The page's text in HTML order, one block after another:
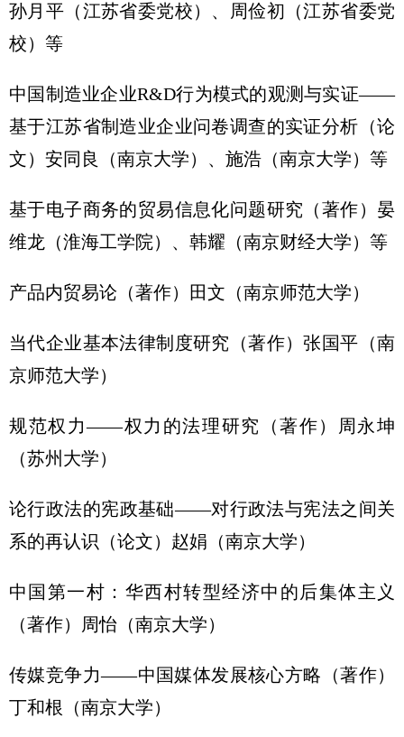
孙月平（江苏省委党校）、周俭初（江苏省委党
校）等
中国制造业企业R&D行为模式的观测与实证——
基于江苏省制造业企业问卷调查的实证分析（论
文）安同良（南京大学）、施浩（南京大学）等
基于电子商务的贸易信息化问题研究（著作）晏
维龙（淮海工学院）、韩耀（南京财经大学）等
产品内贸易论（著作）田文（南京师范大学）
当代企业基本法律制度研究（著作）张国平（南
京师范大学）
规范权力——权力的法理研究（著作）周永坤
（苏州大学）
论行政法的宪政基础——对行政法与宪法之间关
系的再认识（论文）赵娟（南京大学）
中国第一村：华西村转型经济中的后集体主义
（著作）周怡（南京大学）
传媒竞争力——中国媒体发展核心方略（著作）
丁和根（南京大学）